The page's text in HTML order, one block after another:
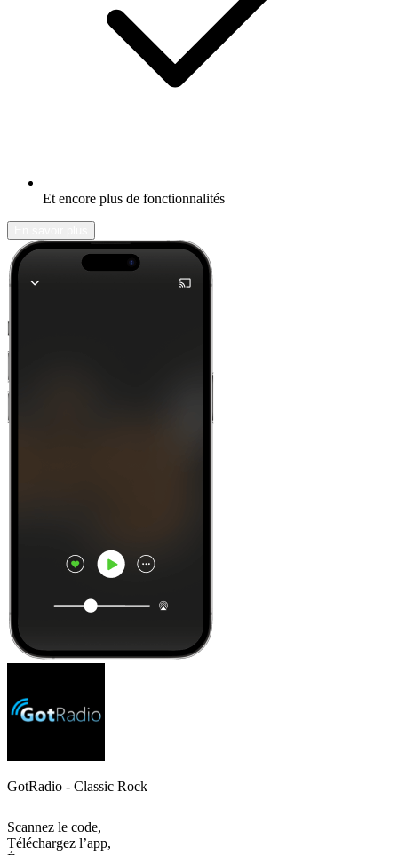
Et encore plus de fonctionnalités
GotRadio - Classic Rock
Scannez le code,
Téléchargez l’app,